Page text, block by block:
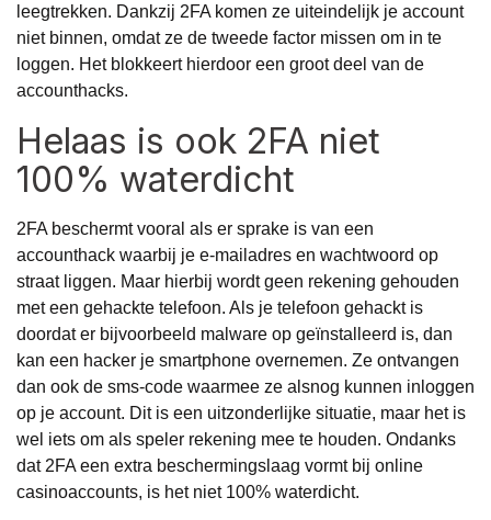
leegtrekken. Dankzij 2FA komen ze uiteindelijk je account
niet binnen, omdat ze de tweede factor missen om in te
loggen. Het blokkeert hierdoor een groot deel van de
accounthacks.
Helaas is ook 2FA niet
100% waterdicht
2FA beschermt vooral als er sprake is van een
accounthack waarbij je e-mailadres en wachtwoord op
straat liggen. Maar hierbij wordt geen rekening gehouden
met een gehackte telefoon. Als je telefoon gehackt is
doordat er bijvoorbeeld malware op geïnstalleerd is, dan
kan een hacker je smartphone overnemen. Ze ontvangen
dan ook de sms-code waarmee ze alsnog kunnen inloggen
op je account. Dit is een uitzonderlijke situatie, maar het is
wel iets om als speler rekening mee te houden. Ondanks
dat 2FA een extra beschermingslaag vormt bij online
casinoaccounts, is het niet 100% waterdicht.